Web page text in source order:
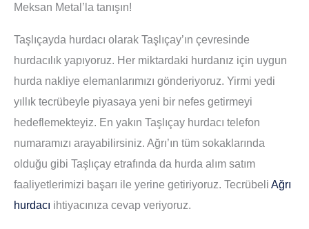
Meksan Metal’la tanışın!
Taşlıçayda hurdacı olarak Taşlıçay’ın çevresinde
hurdacılık yapıyoruz. Her miktardaki hurdanız için uygun
hurda nakliye elemanlarımızı gönderiyoruz. Yirmi yedi
yıllık tecrübeyle piyasaya yeni bir nefes getirmeyi
hedeflemekteyiz. En yakın Taşlıçay hurdacı telefon
numaramızı arayabilirsiniz. Ağrı’ın tüm sokaklarında
olduğu gibi Taşlıçay etrafında da hurda alım satım
faaliyetlerimizi başarı ile yerine getiriyoruz. Tecrübeli Ağrı
hurdacı ihtiyacınıza cevap veriyoruz.